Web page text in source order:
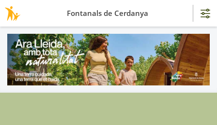
Fontanals de Cerdanya